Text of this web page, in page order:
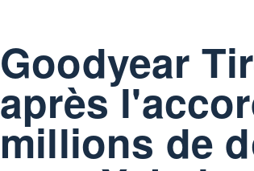
Goodyear
après
millions de